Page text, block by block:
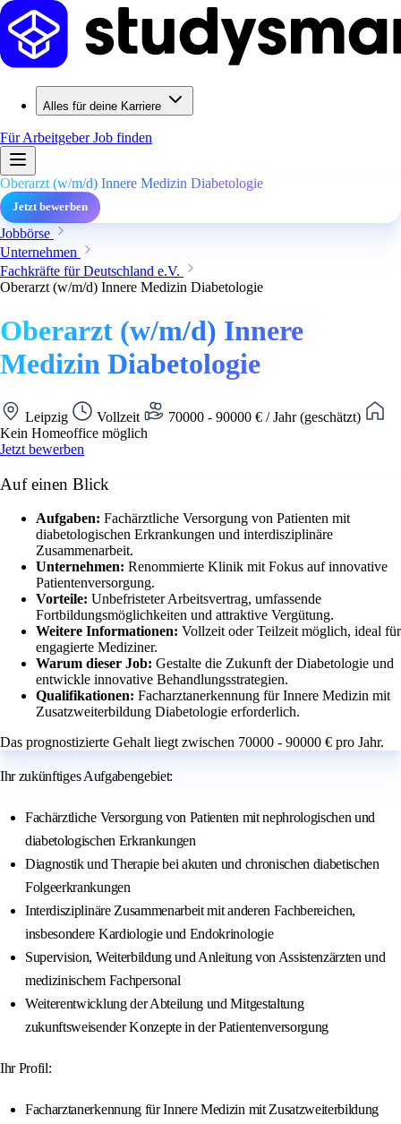
Alles für deine Karriere
Für ArbeitgeberJob finden
Oberarzt (w/m/d) Innere Medizin Diabetologie
Jetzt bewerben
Jobbörse
Unternehmen
Fachkräfte für Deutschland e.V.
Oberarzt (w/m/d) Innere Medizin Diabetologie
Oberarzt (w/m/d) Innere
Medizin Diabetologie
Leipzig Vollzeit
70000 - 90000 € / Jahr (geschätzt)
Kein Homeoffice möglich
Jetzt bewerben
Auf einen Blick
Aufgaben: Fachärztliche Versorgung von Patienten mit
diabetologischen Erkrankungen und interdisziplinäre
Zusammenarbeit.
Unternehmen: Renommierte Klinik mit Fokus auf innovative
Patientenversorgung.
Vorteile: Unbefristeter Arbeitsvertrag, umfassende
Fortbildungsmöglichkeiten und attraktive Vergütung.
Weitere Informationen: Vollzeit oder Teilzeit möglich, ideal für
engagierte Mediziner.
Warum dieser Job: Gestalte die Zukunft der Diabetologie und
entwickle innovative Behandlungsstrategien.
Qualifikationen: Facharztanerkennung für Innere Medizin mit
Zusatzweiterbildung Diabetologie erforderlich.
Das prognostizierte Gehalt liegt zwischen 70000 - 90000 € pro Jahr.
Ihr zukünftiges Aufgabengebiet:
Fachärztliche Versorgung von Patienten mit nephrologischen und
diabetologischen Erkrankungen
Diagnostik und Therapie bei akuten und chronischen diabetischen
Folgeerkrankungen
Interdisziplinäre Zusammenarbeit mit anderen Fachbereichen,
insbesondere Kardiologie und Endokrinologie
Supervision, Weiterbildung und Anleitung von Assistenzärzten und
medizinischem Fachpersonal
Weiterentwicklung der Abteilung und Mitgestaltung
zukunftsweisender Konzepte in der Patientenversorgung
Ihr Profil:
Facharztanerkennung für Innere Medizin mit Zusatzweiterbildung